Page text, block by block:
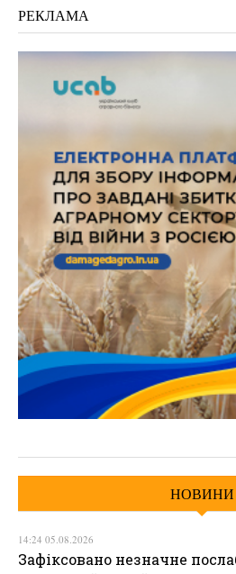
РЕКЛАМА
НОВИНИ
14:24 05.08.2026
Зафіксовано незначне